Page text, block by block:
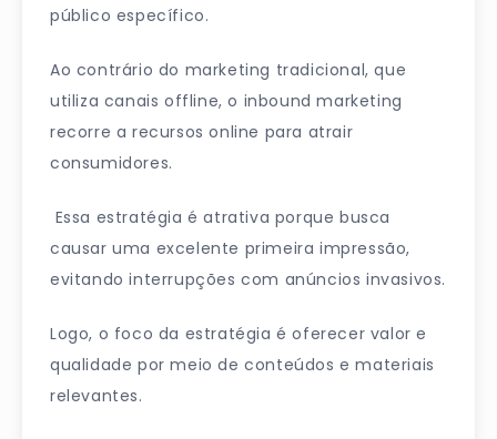
público específico.
Ao contrário do marketing tradicional, que
utiliza canais offline, o inbound marketing
recorre a recursos online para atrair
consumidores.
Essa estratégia é atrativa porque busca
causar uma excelente primeira impressão,
evitando interrupções com anúncios invasivos.
Logo, o foco da estratégia é oferecer valor e
qualidade por meio de conteúdos e materiais
relevantes.